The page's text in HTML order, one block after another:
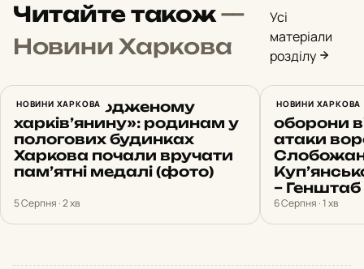
Читайте також—
Новини Харкова
Усі
матеріали
розділу
НОВИНИ ХАРКОВА
«Новонародженому
харків’янину»: родинам у
пологових будинках
Харкова почали вручати
пам’ятні медалі (фото)
5 Серпня · 2 хв
НОВИНИ ХАРКОВА
23
оборони
атаки
–
6 Серпня · 1 хв